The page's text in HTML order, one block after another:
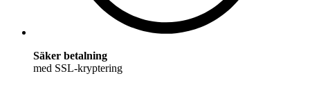
Säker betalning
med SSL-kryptering